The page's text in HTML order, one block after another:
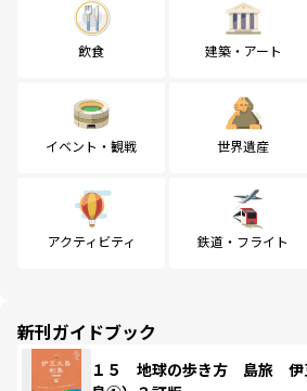
飲食 建築・アート
イベント・観戦 世界遺産
アクティビティ 鉄道・フライト
新刊ガイドブック
１５ 地球の歩き方 島旅 伊